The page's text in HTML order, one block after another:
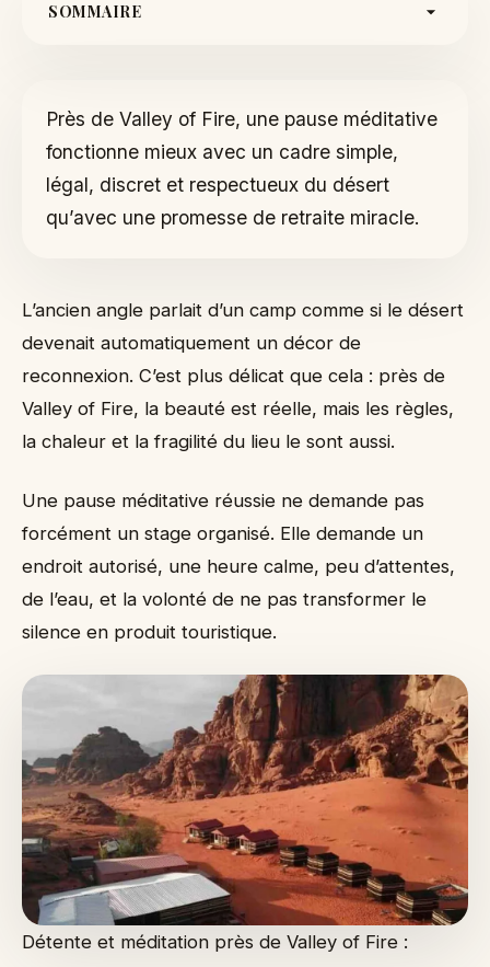
SOMMAIRE
Repères avant de décider
Tenir compte du corps
Garder une éthique de passage
Conseils de terrain
Un scénario simple pour décider
À retenir
Près de Valley of Fire, une pause méditative
fonctionne mieux avec un cadre simple,
légal, discret et respectueux du désert
qu’avec une promesse de retraite miracle.
L’ancien angle parlait d’un camp comme si le désert
devenait automatiquement un décor de
reconnexion. C’est plus délicat que cela : près de
Valley of Fire, la beauté est réelle, mais les règles,
la chaleur et la fragilité du lieu le sont aussi.
Une pause méditative réussie ne demande pas
forcément un stage organisé. Elle demande un
endroit autorisé, une heure calme, peu d’attentes,
de l’eau, et la volonté de ne pas transformer le
silence en produit touristique.
Détente et méditation près de Valley of Fire :